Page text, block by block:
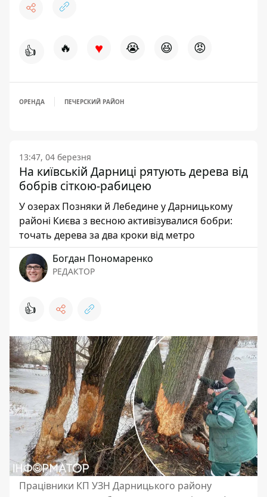
👍 🔥 ♥ 😭 😆 😡
ОРЕНДА ПЕЧЕРСКИЙ РАЙОН
13:47, 04 березня
На київській Дарниці рятують дерева від
бобрів сіткою-рабицею
У озерах Позняки й Лебедине у Дарницькому
районі Києва з весною активізувалися бобри:
точать дерева за два кроки від метро
Богдан Пономаренко
РЕДАКТОР
👍
Працівники КП УЗН Дарницького району